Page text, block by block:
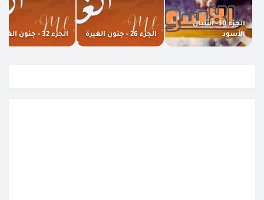
الجزء 30- أشبال
الأسود
الجزء 26 - جنون الغيرة الجزء 32 - جنون الغيرة